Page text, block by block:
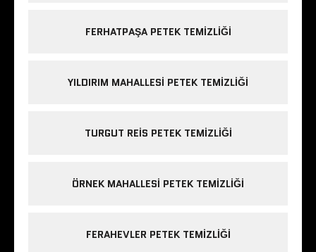
FERHATPAŞA PETEK TEMIZLIĞI
YILDIRIM MAHALLESI PETEK TEMIZLIĞI
TURGUT REIS PETEK TEMIZLIĞI
ÖRNEK MAHALLESI PETEK TEMIZLIĞI
FERAHEVLER PETEK TEMIZLIĞI